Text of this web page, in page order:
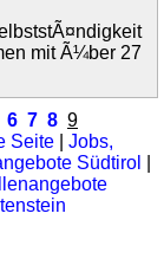
mit Ã¼ber 27
6 7 8 9
Jobs,
Südtirol